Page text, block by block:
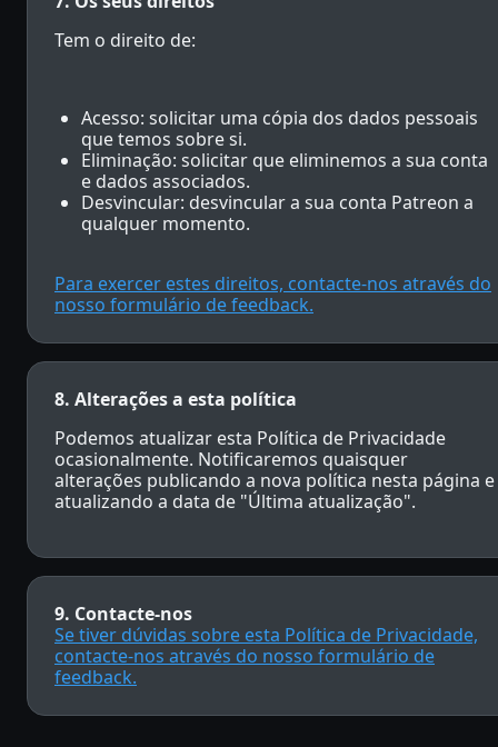
Tem o direito de:
Acesso: solicitar uma cópia dos dados pessoais
que temos sobre si.
Eliminação: solicitar que eliminemos a sua conta
e dados associados.
Desvincular: desvincular a sua conta Patreon a
qualquer momento.
Para exercer estes direitos, contacte-nos através do
nosso formulário de feedback.
8. Alterações a esta política
Podemos atualizar esta Política de Privacidade
ocasionalmente. Notificaremos quaisquer
alterações publicando a nova política nesta página e
atualizando a data de "Última atualização".
9. Contacte-nos
Se tiver dúvidas sobre esta Política de Privacidade,
contacte-nos através do nosso formulário de
feedback.